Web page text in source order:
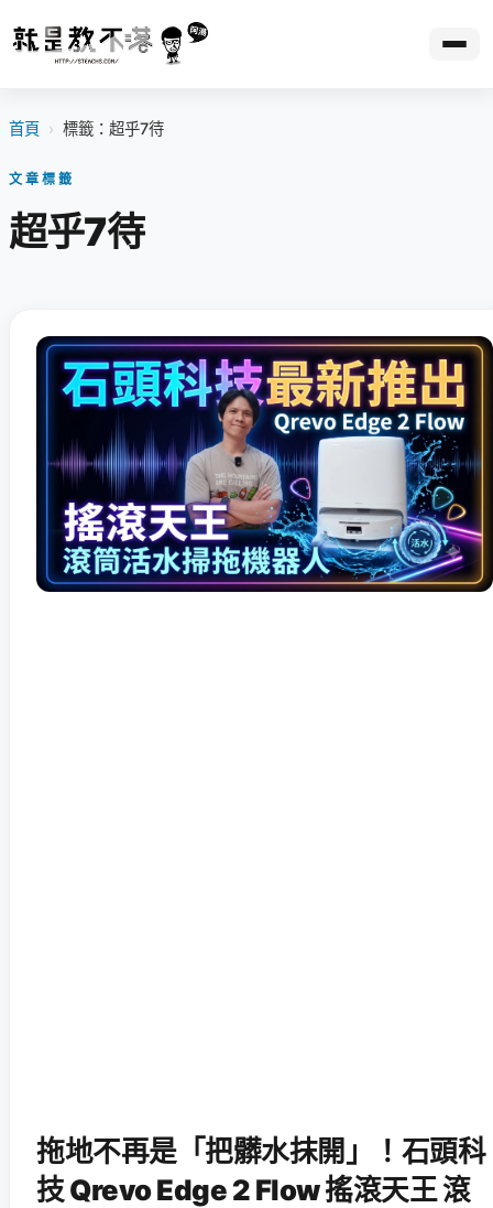
首頁 › 標籤：超乎7待
文章標籤
超乎7待
拖地不再是「把髒水抹開」！石頭科
技 Qrevo Edge 2 Flow 搖滾天王 滾